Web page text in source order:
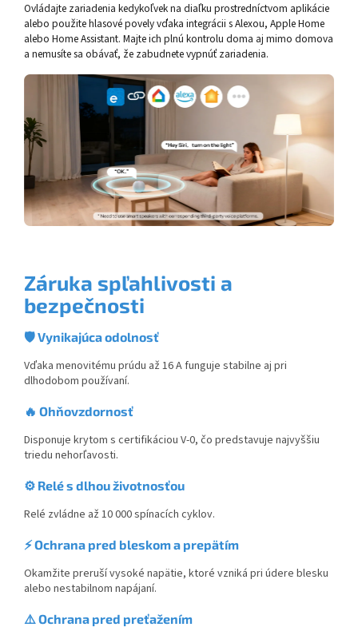
Ovládajte zariadenia kedykoľvek na diaľku prostredníctvom aplikácie
alebo použite hlasové povely vďaka integrácii s Alexou, Apple Home
alebo Home Assistant. Majte ich plnú kontrolu doma aj mimo domova
a nemusíte sa obávať, že zabudnete vypnúť zariadenia.
Záruka spľahlivosti a
bezpečnosti
🛡️ Vynikajúca odolnosť
Vďaka menovitému prúdu až 16 A funguje stabilne aj pri
dlhodobom používaní.
🔥 Ohňovzdornosť
Disponuje krytom s certifikáciou V-0, čo predstavuje najvyššiu
triedu nehorľavosti.
⚙️ Relé s dlhou životnosťou
Relé zvládne až 10 000 spínacích cyklov.
⚡ Ochrana pred bleskom a prepätím
Okamžite preruší vysoké napätie, ktoré vzniká pri údere blesku
alebo nestabilnom napájaní.
⚠️ Ochrana pred preťažením